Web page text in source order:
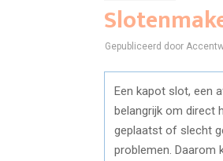
Gepubliceerd door
Een kapot slot, een
belangrijk om direct
geplaatst of slecht
problemen. Daarom